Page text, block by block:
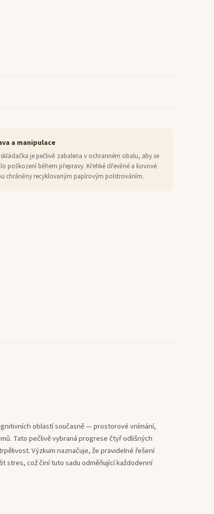
a manipulace
je pečlivě zabalena v ochranném obalu, aby se
poškození během přepravy. Křehké dřevěné a kovové
chráněny recyklovaným papírovým polstrováním.
oblastí současně — prostorové vnímání,
Tato pečlivě vybraná progrese čtyř odlišných
Výzkum naznačuje, že pravidelné řešení
stres, což činí tuto sadu odměňující každodenní